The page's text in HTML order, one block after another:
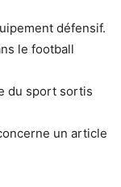
défensif.
le football
du sport sortis
un article